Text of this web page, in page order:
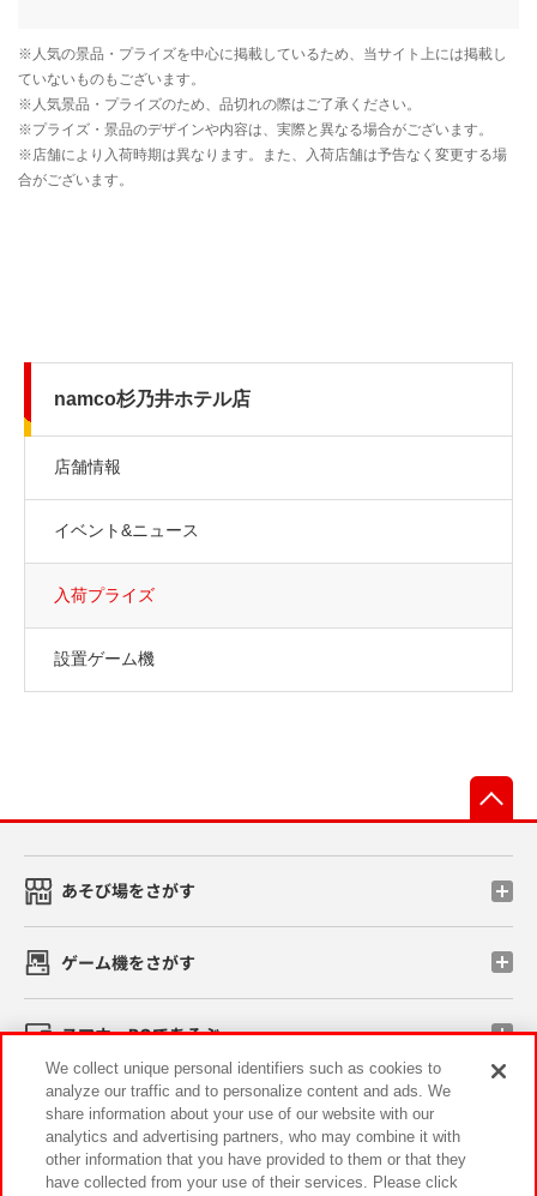
namco杉乃井ホテル店
店舗情報
イベント&ニュース
入荷プライズ
設置ゲーム機
あそび場をさがす
ゲーム機をさがす
スマホ・PCであそぶ
イベント・キャンペーン
We collect unique personal identifiers such as cookies to
analyze our traffic and to personalize content and ads. We
share information about your use of our website with our
analytics and advertising partners, who may combine it with
other information that you have provided to them or that they
have collected from your use of their services. Please click